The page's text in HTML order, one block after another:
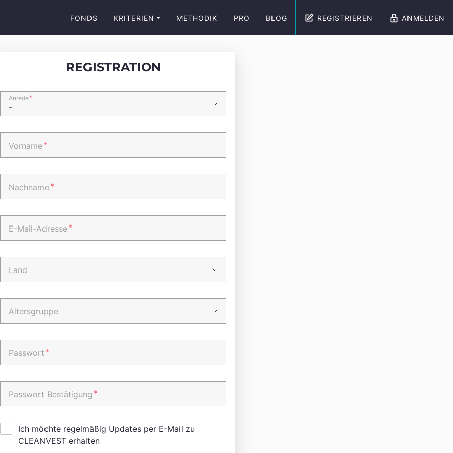
FONDS KRITERIEN METHODIK PRO BLOG REGISTRIEREN ANMELDEN
REGISTRATION
Anrede*
Vorname*
Nachname*
E-Mail-Adresse*
Land
Altersgruppe
Passwort *
Passwort Bestätigung *
Ich möchte regelmäßig Updates per E-Mail zu
CLEANVEST erhalten